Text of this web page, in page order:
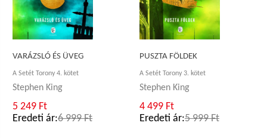
VARÁZSLÓ ÉS ÜVEG
A Setét Torony 4. kötet
Stephen King
5 249 Ft
Eredeti ár:6 999 Ft
PUSZTA FÖLDEK
A Setét Torony 3. kötet
Stephen King
4 499 Ft
Eredeti ár:5 999 Ft